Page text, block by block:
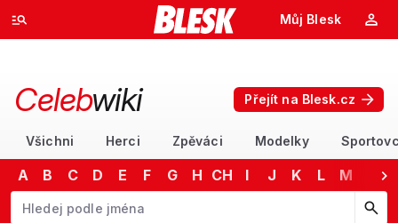
Můj Blesk
Celebwiki Přejít na Blesk.cz
Všichni Herci Zpěváci Modelky
A B C D E F G H CH I J K L M
Začněte psát jméno. Šipkami dolů a nahoru procházejte návrhy,